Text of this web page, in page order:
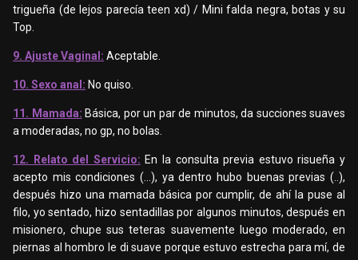
trigueña (de lejos parecía teen xd) / Mini falda negra, botas y su
Top.
9. Ajuste Vaginal: Aceptable.
10. Sexo anal: No quiso.
11. Mamada: Básica, por un par de minutos, da succiones suaves
a moderadas, no gp, no bolas.
12. Relato del Servicio: En la consulta previa estuvo risueña y
acepto mis condiciones (…), ya dentro hubo buenas previas (..),
después hizo una mamada básica por cumplir, de ahí la puse al
filo, yo sentado, hizo sentadillas por algunos minutos, después en
misionero, chupe sus teteras suavemente luego moderado, en
piernas al hombro le di suave porque estuvo estrecha para mí, de